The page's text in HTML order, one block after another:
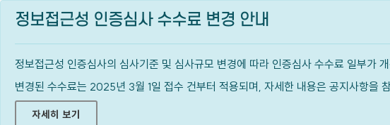
정보접근성 인증심사 수수료 변경 안내
정보접근성 인증심사의 심사기준 및 심사규모 변경에 따라 인증심사 수수료 일부가
변경된 수수료는 2025년 3월 1일 접수 건부터 적용되며, 자세한 내용은 공지사항을
자세히 보기